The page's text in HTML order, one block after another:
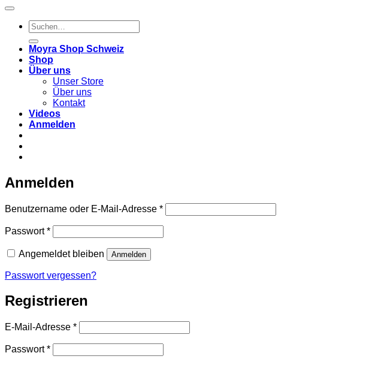
Suchen
nach:
Moyra Shop Schweiz
Shop
Über uns
Unser Store
Über uns
Kontakt
Videos
Anmelden
Anmelden
Benutzername oder E-Mail-Adresse *Erforderlich
Passwort*Erforderlich
Angemeldet bleiben Anmelden
Passwort vergessen?
Registrieren
E-Mail-Adresse *Erforderlich
Passwort*Erforderlich